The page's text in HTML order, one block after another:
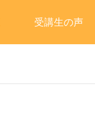
受講生の声